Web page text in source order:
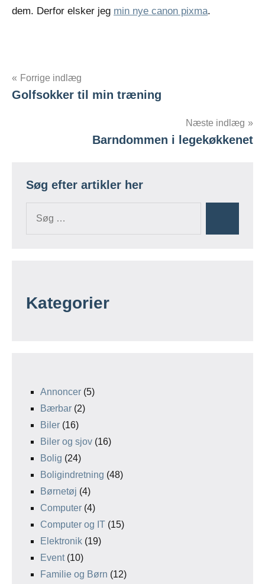
dem. Derfor elsker jeg min nye canon pixma.
Indlægsnavigation
Forrige indlæg
Golfsokker til min træning
Næste indlæg
Barndommen i legekøkkenet
Søg efter artikler her
Kategorier
Annoncer (5)
Bærbar (2)
Biler (16)
Biler og sjov (16)
Bolig (24)
Boligindretning (48)
Børnetøj (4)
Computer (4)
Computer og IT (15)
Elektronik (19)
Event(10)
Familie og Børn (12)